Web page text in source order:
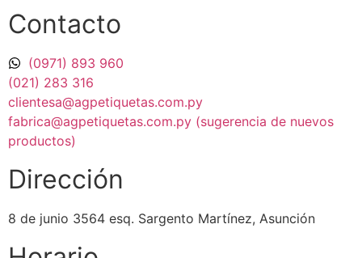
Contacto
(0971) 893 960
(021) 283 316
clientesa@agpetiquetas.com.py
fabrica@agpetiquetas.com.py (sugerencia de nuevos
productos)
Dirección
8 de junio 3564 esq. Sargento Martínez, Asunción